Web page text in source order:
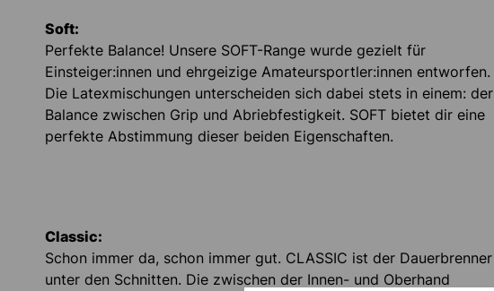
Soft:
Perfekte Balance! Unsere SOFT-Range wurde gezielt für
Einsteiger:innen und ehrgeizige Amateursportler:innen entworfen.
Die Latexmischungen unterscheiden sich dabei stets in einem: der
Balance zwischen Grip und Abriebfestigkeit. SOFT bietet dir eine
perfekte Abstimmung dieser beiden Eigenschaften.
Classic:
Schon immer da, schon immer gut. CLASSIC ist der Dauerbrenner
unter den Schnitten. Die zwischen der Innen- und Oberhand